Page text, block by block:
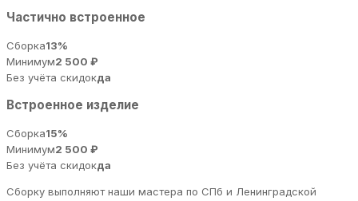
Частично встроенное
Сборка13%
Минимум2 500 ₽
Без учёта скидокда
Встроенное изделие
Сборка15%
Минимум2 500 ₽
Без учёта скидокда
Сборку выполняют наши мастера по СПб и Ленинградской